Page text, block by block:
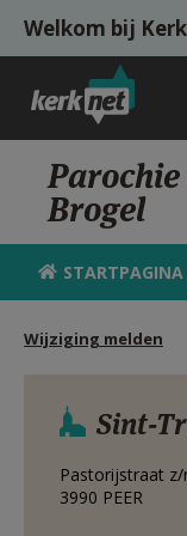
Overslaan en naar
Welkom bij
KERK
HULP
MIJN
Brogel
STARTPAGINA
Wijziging melden
Sint-
Pastorijstraat z/
3990 PEER